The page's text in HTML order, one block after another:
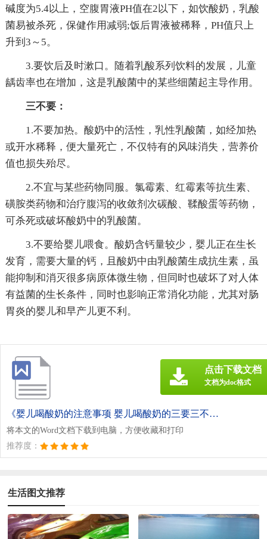
碱度为5.4以上，空腹胃液PH值在2以下，如饮酸奶，乳酸
菌易被杀死，保健作用减弱;饭后胃液被稀释，PH值只上
升到3～5。
3.要饮后及时漱口。随着乳酸系列饮料的发展，儿童
龋齿率也在增加，这是乳酸菌中的某些细菌起主导作用。
三不要：
1.不要加热。酸奶中的活性，乳性乳酸菌，如经加热
或开水稀释，便大量死亡，不仅特有的风味消失，营养价
值也损失殆尽。
2.不宜与某些药物同服。氯霉素、红霉素等抗生素、
磺胺类药物和治疗腹泻的收敛剂次碳酸、鞣酸蛋等药物，
可杀死或破坏酸奶中的乳酸菌。
3.不要给婴儿喂食。酸奶含钙量较少，婴儿正在生长
发育，需要大量的钙，且酸奶中由乳酸菌生成抗生素，虽
能抑制和消灭很多病原体微生物，但同时也破坏了对人体
有益菌的生长条件，同时也影响正常消化功能，尤其对肠
胃炎的婴儿和早产儿更不利。
《婴儿喝酸奶的注意事项 婴儿喝酸奶的三要三不要.doc》
将本文的Word文档下载到电脑，方便收藏和打印
推荐度：
点击下载文档
文档为doc格式
生活图文推荐